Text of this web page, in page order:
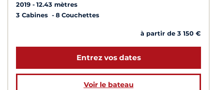
2019
12.43 mètres
3 Cabines
8 Couchettes
à partir de 3 150 €
Entrez vos dates
Voir le bateau